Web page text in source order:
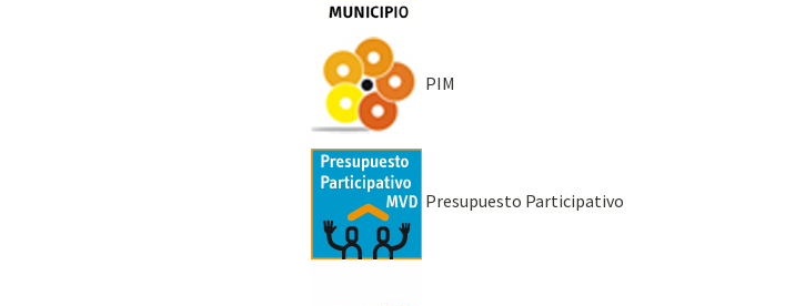
PIM
Presupuesto Participativo